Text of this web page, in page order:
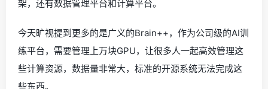
架，还有数据管理平台和计算平台。
今天旷视提到更多的是广义的Brain++，作为公司级的AI训
练平台，需要管理上万块GPU，让很多人一起高效管理这
些计算资源，数据量非常大，标准的开源系统无法完成这
些东西。